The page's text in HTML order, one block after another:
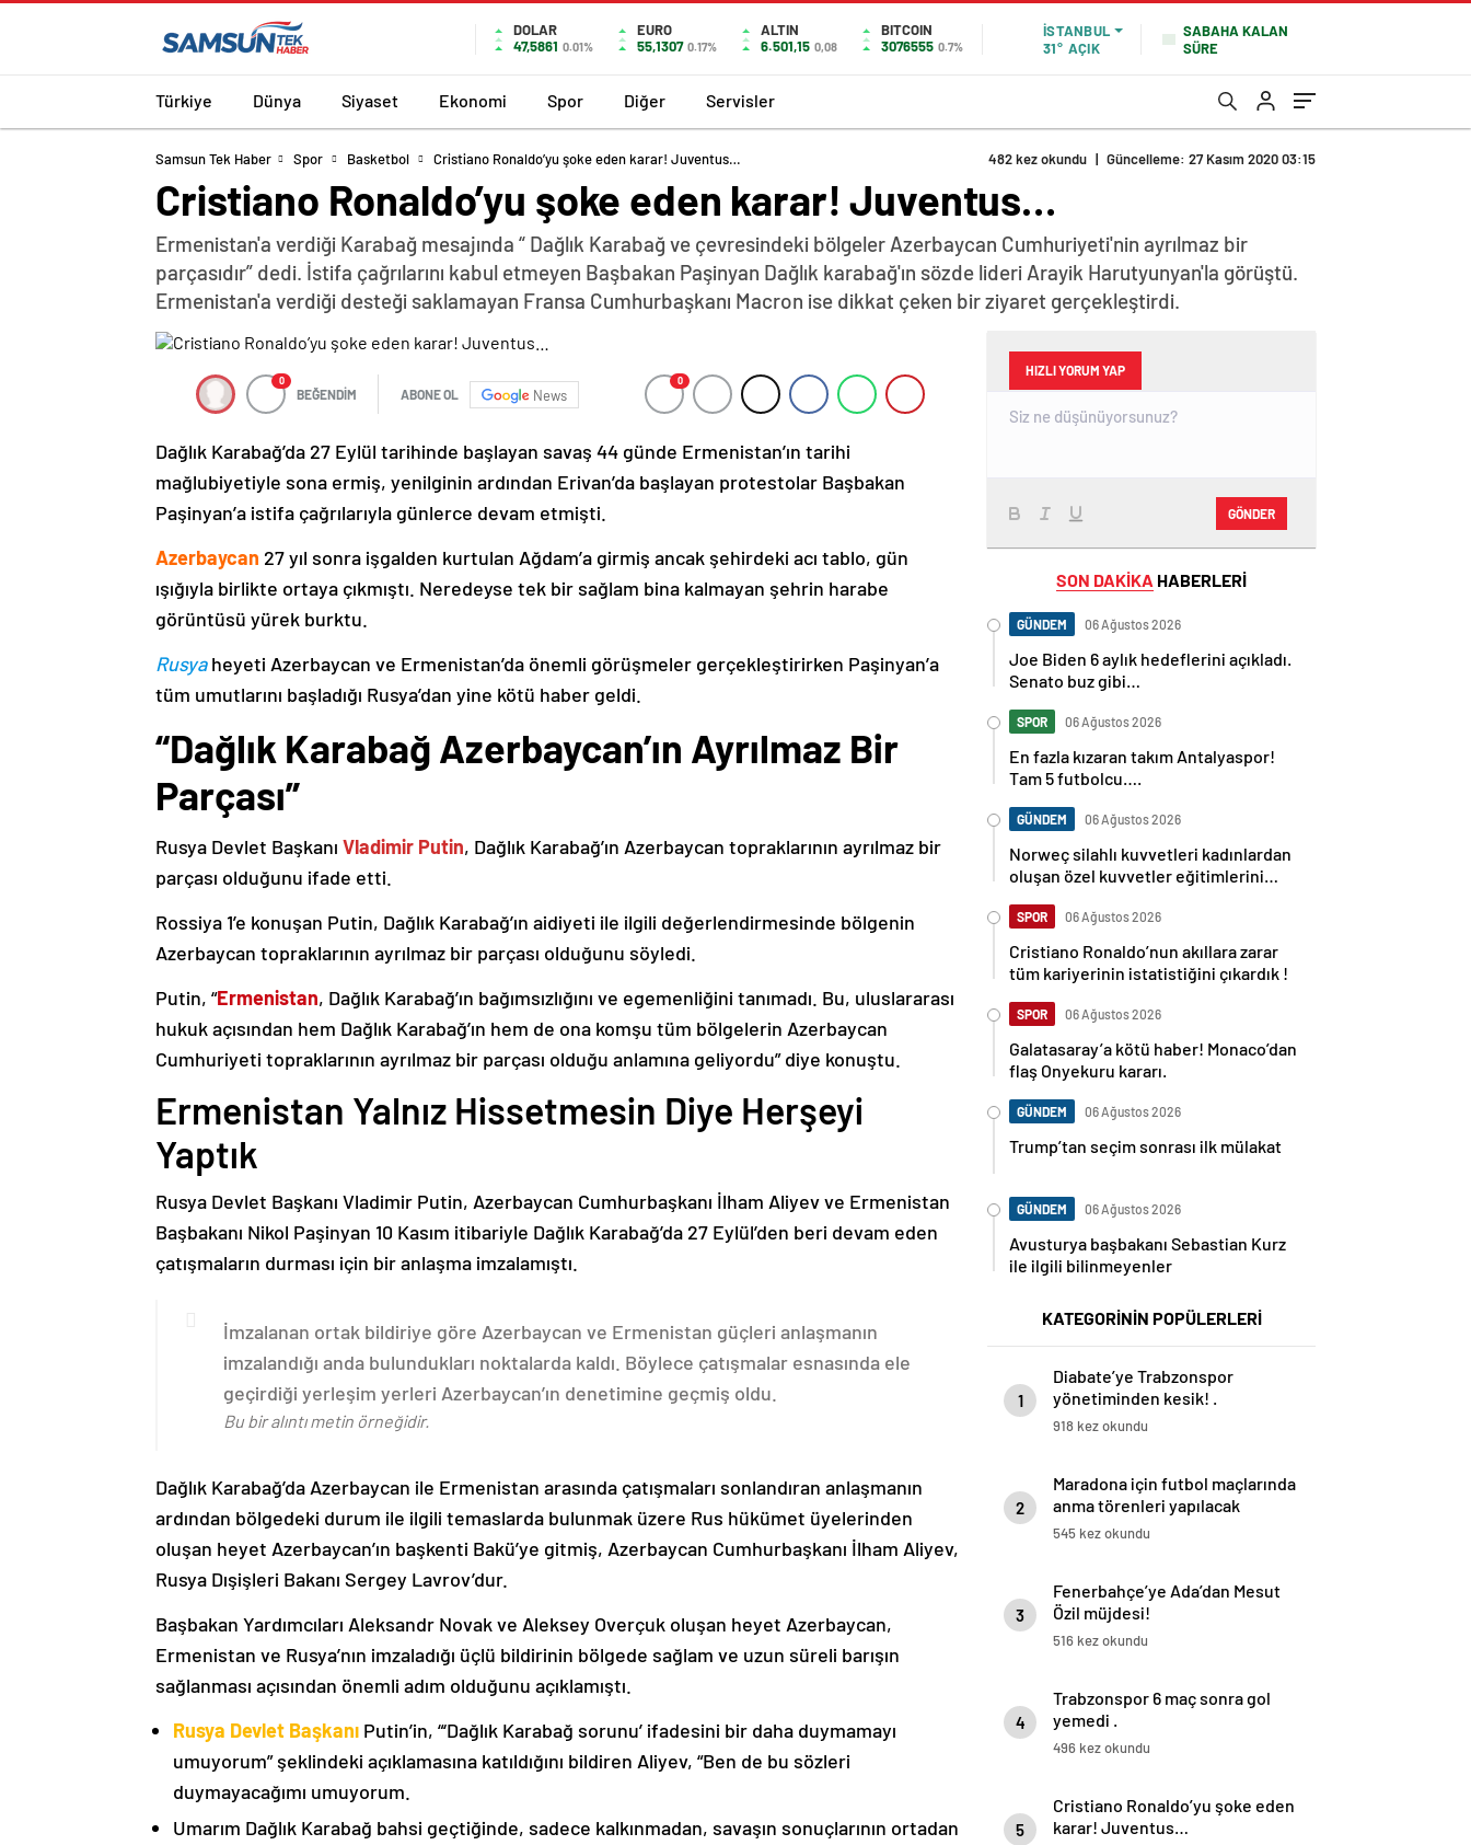
DOLAR
47,5861 0.01%
EURO
55,1307 0.17%
ALTIN
6.501,15 0,08
BITCOIN
3076555 0.7%
İSTANBUL
31° AÇIK
SABAHA KALAN
SÜRE
Türkiye Dünya Siyaset Ekonomi Spor Diğer Servisler
Samsun Tek Haber Spor Basketbol Cristiano Ronaldo’yu şoke eden karar! Juventus… 482 kez okundu | Güncelleme: 27 Kasım 2020 03:15
Cristiano Ronaldo’yu şoke eden karar! Juventus…
Ermenistan'a verdiği Karabağ mesajında “ Dağlık Karabağ ve çevresindeki bölgeler Azerbaycan Cumhuriyeti'nin ayrılmaz bir
parçasıdır” dedi. İstifa çağrılarını kabul etmeyen Başbakan Paşinyan Dağlık karabağ'ın sözde lideri Arayik Harutyunyan'la görüştü.
Ermenistan'a verdiği desteği saklamayan Fransa Cumhurbaşkanı Macron ise dikkat çeken bir ziyaret gerçekleştirdi.
0
BEĞENDİM ABONE OL News
0
Dağlık Karabağ’da 27 Eylül tarihinde başlayan savaş 44 günde Ermenistan’ın tarihi
mağlubiyetiyle sona ermiş, yenilginin ardından Erivan’da başlayan protestolar Başbakan
Paşinyan’a istifa çağrılarıyla günlerce devam etmişti.
Azerbaycan 27 yıl sonra işgalden kurtulan Ağdam’a girmiş ancak şehirdeki acı tablo, gün
ışığıyla birlikte ortaya çıkmıştı. Neredeyse tek bir sağlam bina kalmayan şehrin harabe
görüntüsü yürek burktu.
Rusyaheyeti Azerbaycan ve Ermenistan’da önemli görüşmeler gerçekleştirirken Paşinyan’a
tüm umutlarını başladığı Rusya’dan yine kötü haber geldi.
“Dağlık Karabağ Azerbaycan’ın Ayrılmaz Bir
Parçası”
Rusya Devlet Başkanı Vladimir Putin, Dağlık Karabağ’ın Azerbaycan topraklarının ayrılmaz bir
parçası olduğunu ifade etti.
Rossiya 1’e konuşan Putin, Dağlık Karabağ’ın aidiyeti ile ilgili değerlendirmesinde bölgenin
Azerbaycan topraklarının ayrılmaz bir parçası olduğunu söyledi.
Putin, “Ermenistan, Dağlık Karabağ’ın bağımsızlığını ve egemenliğini tanımadı. Bu, uluslararası
hukuk açısından hem Dağlık Karabağ’ın hem de ona komşu tüm bölgelerin Azerbaycan
Cumhuriyeti topraklarının ayrılmaz bir parçası olduğu anlamına geliyordu” diye konuştu.
Ermenistan Yalnız Hissetmesin Diye Herşeyi
Yaptık
Rusya Devlet Başkanı Vladimir Putin, Azerbaycan Cumhurbaşkanı İlham Aliyev ve Ermenistan
Başbakanı Nikol Paşinyan 10 Kasım itibariyle Dağlık Karabağ’da 27 Eylül’den beri devam eden
çatışmaların durması için bir anlaşma imzalamıştı.
İmzalanan ortak bildiriye göre Azerbaycan ve Ermenistan güçleri anlaşmanın
imzalandığı anda bulundukları noktalarda kaldı. Böylece çatışmalar esnasında ele
geçirdiği yerleşim yerleri Azerbaycan’ın denetimine geçmiş oldu.
Bu bir alıntı metin örneğidir.
Dağlık Karabağ’da Azerbaycan ile Ermenistan arasında çatışmaları sonlandıran anlaşmanın
ardından bölgedeki durum ile ilgili temaslarda bulunmak üzere Rus hükümet üyelerinden
oluşan heyet Azerbaycan’ın başkenti Bakü’ye gitmiş, Azerbaycan Cumhurbaşkanı İlham Aliyev,
Rusya Dışişleri Bakanı Sergey Lavrov’dur.
Başbakan Yardımcıları Aleksandr Novak ve Aleksey Overçuk oluşan heyet Azerbaycan,
Ermenistan ve Rusya’nın imzaladığı üçlü bildirinin bölgede sağlam ve uzun süreli barışın
sağlanması açısından önemli adım olduğunu açıklamıştı.
Rusya Devlet Başkanı Putin’in, “‘Dağlık Karabağ sorunu’ ifadesini bir daha duymamayı
umuyorum” şeklindeki açıklamasına katıldığını bildiren Aliyev, “Ben de bu sözleri
duymayacağımı umuyorum.
Umarım Dağlık Karabağ bahsi geçtiğinde, sadece kalkınmadan, savaşın sonuçlarının ortadan
HIZLI YORUM YAP
GÖNDER
SON DAKİKA HABERLERİ
GÜNDEM 06 Ağustos 2026
Joe Biden 6 aylık hedeflerini açıkladı.
Senato buz gibi…
SPOR 06 Ağustos 2026
En fazla kızaran takım Antalyaspor!
Tam 5 futbolcu….
GÜNDEM 06 Ağustos 2026
Norweç silahlı kuvvetleri kadınlardan
oluşan özel kuvvetler eğitimlerini
SPOR 06 Ağustos 2026
Cristiano Ronaldo’nun akıllara zarar
tüm kariyerinin istatistiğini çıkardık !
SPOR 06 Ağustos 2026
Galatasaray’a kötü haber! Monaco’dan
flaş Onyekuru kararı.
GÜNDEM 06 Ağustos 2026
Trump’tan seçim sonrası ilk mülakat
GÜNDEM 06 Ağustos 2026
Avusturya başbakanı Sebastian Kurz
ile ilgili bilinmeyenler
KATEGORİNİN POPÜLERLERİ
1
Diabate’ye Trabzonspor
yönetiminden kesik! .
918 kez okundu
2
Maradona için futbol maçlarında
anma törenleri yapılacak
545 kez okundu
3
Fenerbahçe’ye Ada’dan Mesut
Özil müjdesi!
516 kez okundu
4
Trabzonspor 6 maç sonra gol
yemedi .
496 kez okundu
5
Cristiano Ronaldo’yu şoke eden
karar! Juventus…